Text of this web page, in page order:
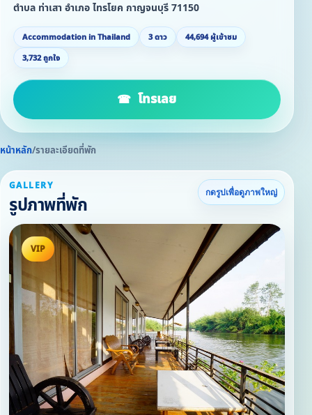
ตำบล ท่าเสา อำเภอ ไทรโยค กาญจนบุรี 71150
Accommodation in Thailand 3 ดาว
44,694 ผู้เข้าชม
3,732 ถูกใจ
โทรเลย
หน้าหลัก/รายละเอียดที่พัก
GALLERY
รูปภาพที่พัก
กดรูปเพื่อดูภาพใหญ่
VIP